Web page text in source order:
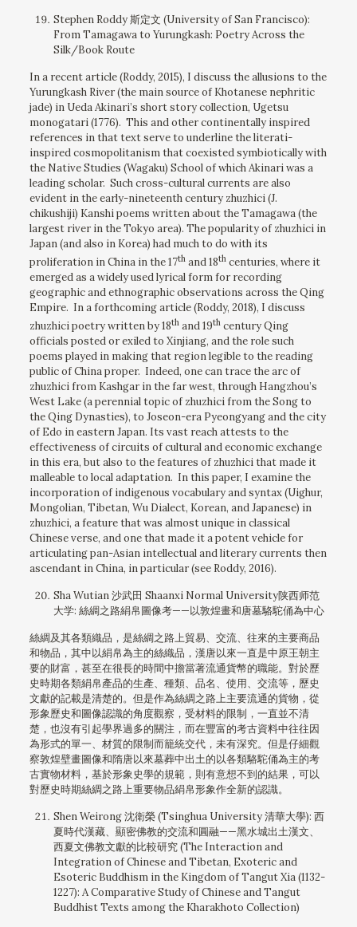
Stephen Roddy 斯定文 (University of San Francisco):
From Tamagawa to Yurungkash: Poetry Across the
Silk/Book Route
In a recent article (Roddy, 2015), I discuss the allusions to the
Yurungkash River (the main source of Khotanese nephritic
jade) in Ueda Akinari’s short story collection, Ugetsu
monogatari (1776). This and other continentally inspired
references in that text serve to underline the literati-
inspired cosmopolitanism that coexisted symbiotically with
the Native Studies (Wagaku) School of which Akinari was a
leading scholar. Such cross-cultural currents are also
evident in the early-nineteenth century zhuzhici (J.
chikushiji) Kanshi poems written about the Tamagawa (the
largest river in the Tokyo area). The popularity of zhuzhici in
Japan (and also in Korea) had much to do with its
proliferation in China in the 17thand 18thcenturies, where it
emerged as a widely used lyrical form for recording
geographic and ethnographic observations across the Qing
Empire. In a forthcoming article (Roddy, 2018), I discuss
zhuzhici poetry written by 18thand 19thcentury Qing
officials posted or exiled to Xinjiang, and the role such
poems played in making that region legible to the reading
public of China proper. Indeed, one can trace the arc of
zhuzhici from Kashgar in the far west, through Hangzhou’s
West Lake (a perennial topic of zhuzhici from the Song to
the Qing Dynasties), to Joseon-era Pyeongyang and the city
of Edo in eastern Japan. Its vast reach attests to the
effectiveness of circuits of cultural and economic exchange
in this era, but also to the features of zhuzhici that made it
malleable to local adaptation. In this paper, I examine the
incorporation of indigenous vocabulary and syntax (Uighur,
Mongolian, Tibetan, Wu Dialect, Korean, and Japanese) in
zhuzhici, a feature that was almost unique in classical
Chinese verse, and one that made it a potent vehicle for
articulating pan-Asian intellectual and literary currents then
ascendant in China, in particular (see Roddy, 2016).
Sha Wutian 沙武田 Shaanxi Normal University陕西师范
大学: 絲綢之路絹帛圖像考——以敦煌畫和唐墓駱駝俑為中心
絲綢及其各類織品，是絲綢之路上貿易、交流、往來的主要商品
和物品，其中以絹帛為主的絲織品，漢唐以來一直是中原王朝主
要的財富，甚至在很長的時間中擔當著流通貨幣的職能。對於歷
史時期各類絹帛產品的生產、種類、品名、使用、交流等，歷史
文獻的記載是清楚的。但是作為絲綢之路上主要流通的貨物，從
形象歷史和圖像認識的角度觀察，受材料的限制，一直並不清
楚，也沒有引起學界過多的關注，而在豐富的考古資料中往往因
為形式的單一、材質的限制而籠統交代，未有深究。但是仔細觀
察敦煌壁畫圖像和隋唐以來墓葬中出土的以各類駱駝俑為主的考
古實物材料，基於形象史學的規範，則有意想不到的結果，可以
對歷史時期絲綢之路上重要物品絹帛形象作全新的認識。
Shen Weirong 沈衛榮 (Tsinghua University 清華大學): 西
夏時代漢藏、顯密佛教的交流和圓融——黑水城出土漢文、
西夏文佛教文獻的比較研究 (The Interaction and
Integration of Chinese and Tibetan, Exoteric and
Esoteric Buddhism in the Kingdom of Tangut Xia (1132-
1227): A Comparative Study of Chinese and Tangut
Buddhist Texts among the Kharakhoto Collection)